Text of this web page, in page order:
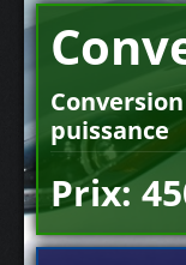
puissance
Prix: